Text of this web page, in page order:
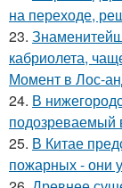
на переходе,
23.
кабриолета,
Момент в Лос-
24. В
подозреваемый
25. В Китае
пожарных - они